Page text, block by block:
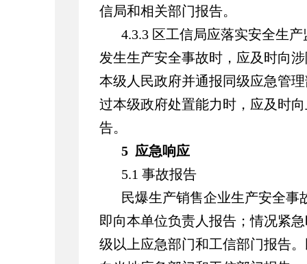
信局和相关部门报告。
4.3.3 区工信局应落实安全生
发生生产安全事故时，应及时向
本级人民政府并通报同级应急管
过本级政府处置能力时，应及时
告。
5 应急响应
5.1 事故报告
民爆生产销售企业生产安全
即向本单位负责人报告；情况紧
级以上应急部门和工信部门报告